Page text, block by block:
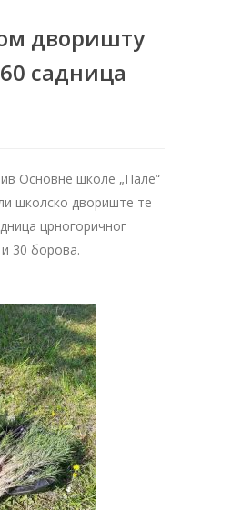
дворишту
садница
Основне школе „Пале“
школско двориште те
црногоричног
30 борова.